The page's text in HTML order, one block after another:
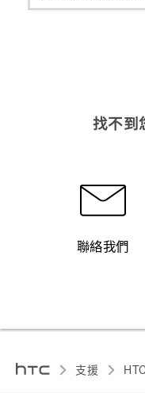
找不到
聯絡我們
支援